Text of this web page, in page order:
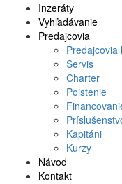
Inzeráty
Vyhľadávanie
Predajcovia
Predajcovia
Servis
Charter
Poistenie
Kapitáni
Kurzy
Návod
Kontakt